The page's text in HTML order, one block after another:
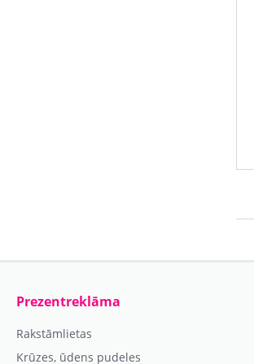
Prezentreklāma
Rakstāmlietas
Krūzes, ūdens pudeles